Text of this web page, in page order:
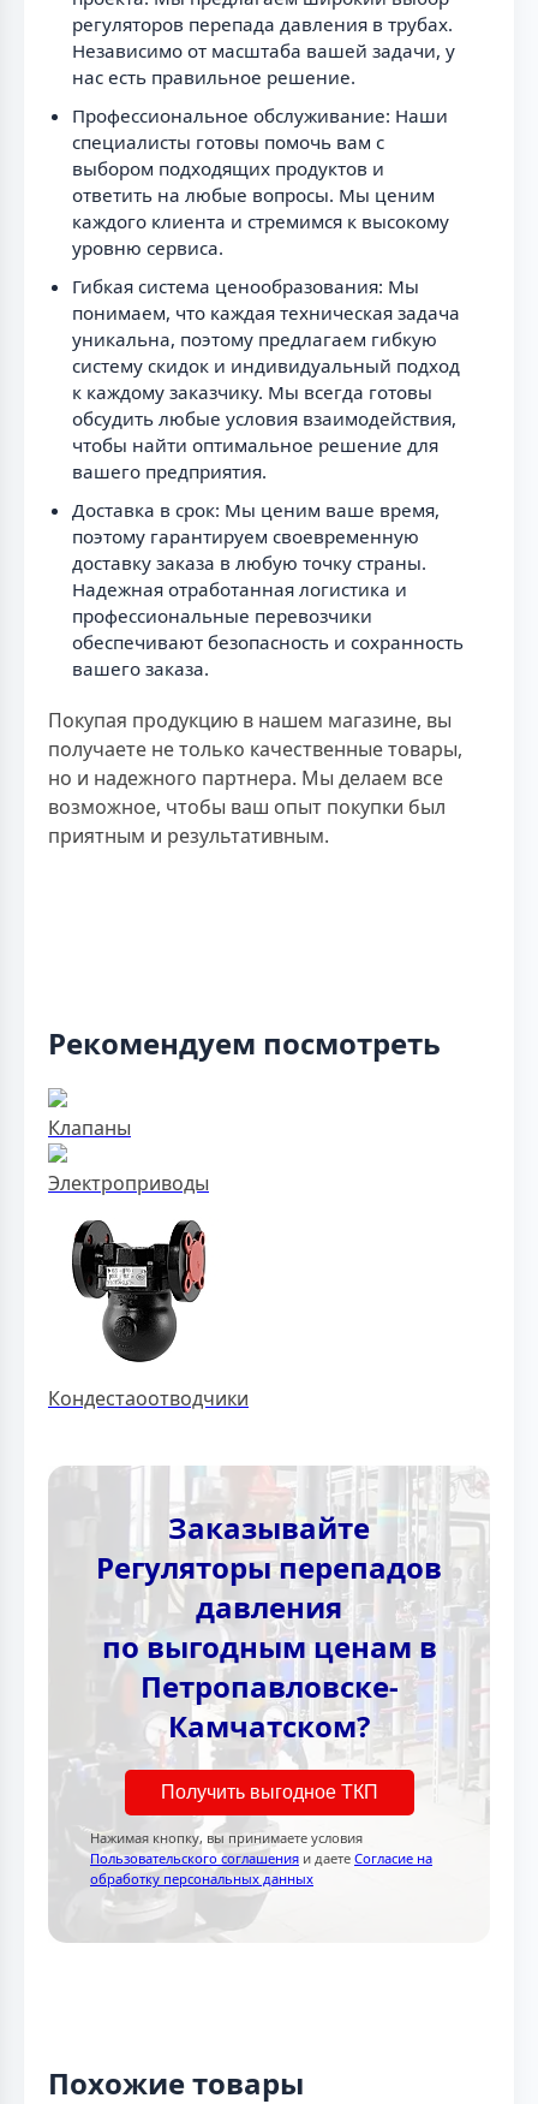
регуляторов перепада давления в трубах.
Независимо от масштаба вашей задачи, у
нас есть правильное решение.
Профессиональное обслуживание: Наши
специалисты готовы помочь вам с
выбором подходящих продуктов и
ответить на любые вопросы. Мы ценим
каждого клиента и стремимся к высокому
уровню сервиса.
Гибкая система ценообразования: Мы
понимаем, что каждая техническая задача
уникальна, поэтому предлагаем гибкую
систему скидок и индивидуальный подход
к каждому заказчику. Мы всегда готовы
обсудить любые условия взаимодействия,
чтобы найти оптимальное решение для
вашего предприятия.
Доставка в срок: Мы ценим ваше время,
поэтому гарантируем своевременную
доставку заказа в любую точку страны.
Надежная отработанная логистика и
профессиональные перевозчики
обеспечивают безопасность и сохранность
вашего заказа.
Покупая продукцию в нашем магазине, вы
получаете не только качественные товары,
но и надежного партнера. Мы делаем все
возможное, чтобы ваш опыт покупки был
приятным и результативным.
Рекомендуем посмотреть
Клапаны
Электроприводы
Кондестаоотводчики
Заказывайте
Регуляторы перепадов
давления
по выгодным ценам в
Петропавловске-
Камчатском?
Получить выгодное ТКП
Нажимая кнопку, вы принимаете условия
Пользовательского соглашения и даете Согласие на
обработку персональных данных
Похожие товары